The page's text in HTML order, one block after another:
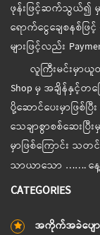
ဖုန်းဖြင့်ဆက်သွယ်၍ မှ
ရောက်ငွေချေစနစ်ဖြ
များဖြင့်လည်း
လူကြီးမင်းမှာယူ
Shop မှ အချိန်နှင့်
ပို့ဆောင်ပေးမှာဖြစ်
သေချာစွာစစ်ဆေး
မှာဖြစ်ကြောင်း သ
သာယာသော ……. နေ့
CATEGORIES
အကိုက်အခဲပျော